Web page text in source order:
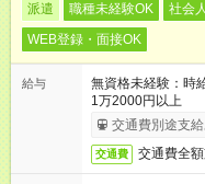
派遣 職種未経験OK 社会
WEB登録・面接OK
給与
無資格未経験：
1万2000円以上
交通費別途支給
交通費 交通費全